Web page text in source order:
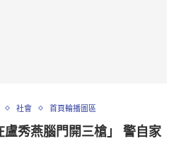
社會 首頁輪播圖區
盧秀燕腦門開三槍」 警自家